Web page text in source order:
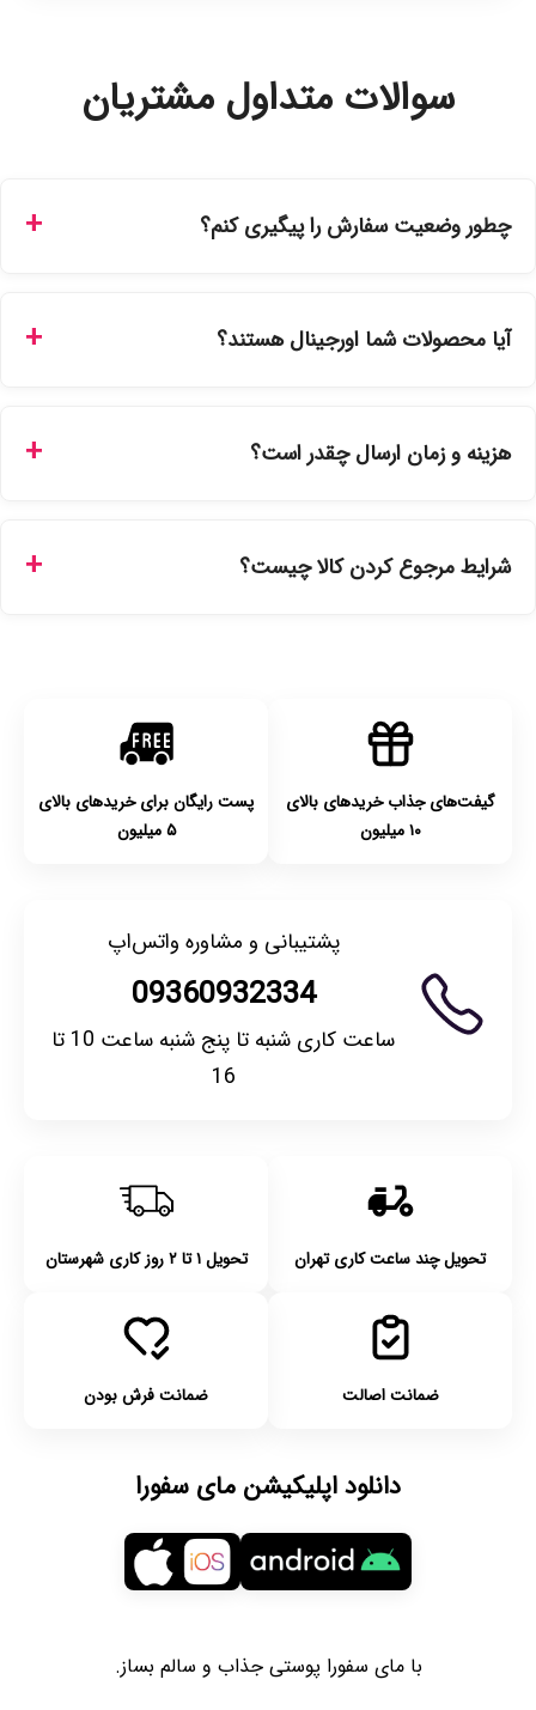
سوالات متداول مشتریان
چطور وضعیت سفارش را پیگیری کنم؟
سفارشات در سایت، وضعیت لحظه‌ای مرسوله را مشاهده کنید.
آیا محصولات شما اورجینال هستند؟
نمایندگی‌های معتبر تهیه شده و دارای بچ‌کد قابل استعلام هستند.
هزینه و زمان ارسال چقدر است؟
انتخاب کنید و برای شهرستان‌ها بین یک الی ۳ روز کاری از طریق
شرایط مرجوع کردن کالا چیست؟
گیفت‌های جذاب خریدهای بالای
۱۰ میلیون
پست رایگان برای خریدهای بالای
۵ میلیون
پشتیبانی و مشاوره واتس‌اپ
09360932334
ساعت کاری شنبه تا پنج شنبه ساعت 10 تا
16
تحویل چند ساعت کاری تهران تحویل ۱ تا ۲ روز کاری شهرستان
ضمانت اصالت ضمانت فرش بودن
دانلود اپلیکیشن مای سفورا
با مای سفورا پوستی جذاب و سالم بساز.